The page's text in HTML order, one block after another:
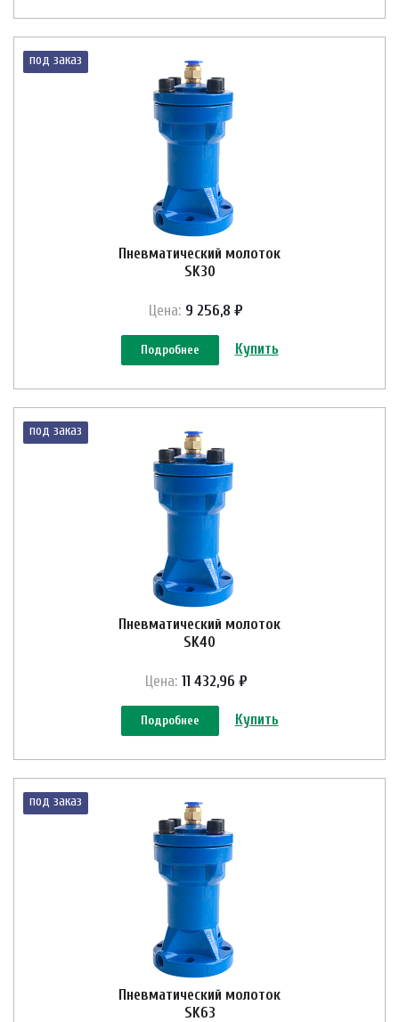
под заказ
Пневматический молоток
SK30
Цена: 9 256,8 ₽
Подробнее Купить
под заказ
Пневматический молоток
SK40
Цена: 11 432,96 ₽
Подробнее Купить
под заказ
Пневматический молоток
SK63